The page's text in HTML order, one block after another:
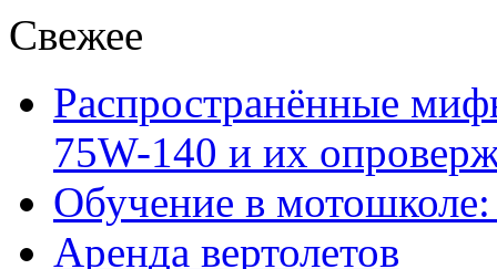
Свежее
Распространённые
75W-140 и их
Обучение в
Аренда вертолетов